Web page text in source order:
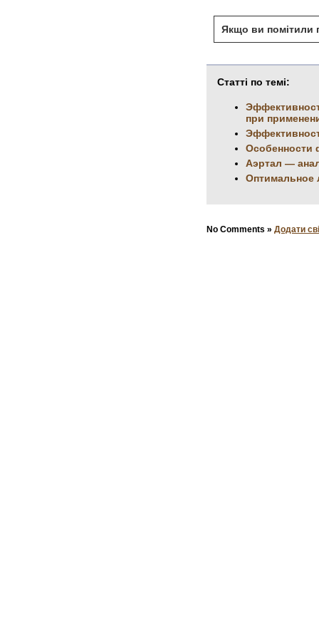
Якщо ви помітили
Статті по темі:
при
Особенности
Аэртал —
Оптимальное
No Comments » Додати